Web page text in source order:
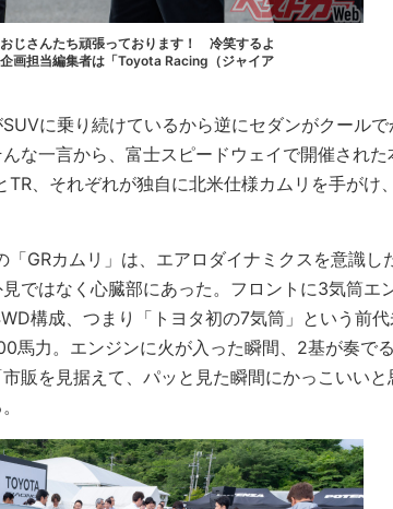
じさんたち頑張っております！ 冷笑するよ
画担当編集者は「Toyota Racing（ジャイア
に乗り続けているから逆にセダンがクールで
な一言から、富士スピードウェイで開催された
、それぞれが独自に北米仕様カムリを手がけ
GRカムリ」は、エアロダイナミクスを意識し
ではなく心臓部にあった。フロントに3気筒エ
構成、つまり「トヨタ初の7気筒」という前代
馬力。エンジンに火が入った瞬間、2基が奏で
販を見据えて、パッと見た瞬間にかっこいいと